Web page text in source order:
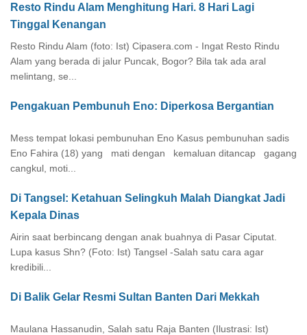
Resto Rindu Alam Menghitung Hari. 8 Hari Lagi
Tinggal Kenangan
Resto Rindu Alam (foto: Ist) Cipasera.com - Ingat Resto Rindu
Alam yang berada di jalur Puncak, Bogor? Bila tak ada aral
melintang, se...
Pengakuan Pembunuh Eno: Diperkosa Bergantian
Mess tempat lokasi pembunuhan Eno Kasus pembunuhan sadis
Eno Fahira (18) yang mati dengan kemaluan ditancap gagang
cangkul, moti...
Di Tangsel: Ketahuan Selingkuh Malah Diangkat Jadi
Kepala Dinas
Airin saat berbincang dengan anak buahnya di Pasar Ciputat.
Lupa kasus Shn? (Foto: Ist) Tangsel -Salah satu cara agar
kredibili...
Di Balik Gelar Resmi Sultan Banten Dari Mekkah
Maulana Hassanudin, Salah satu Raja Banten (Ilustrasi: Ist)